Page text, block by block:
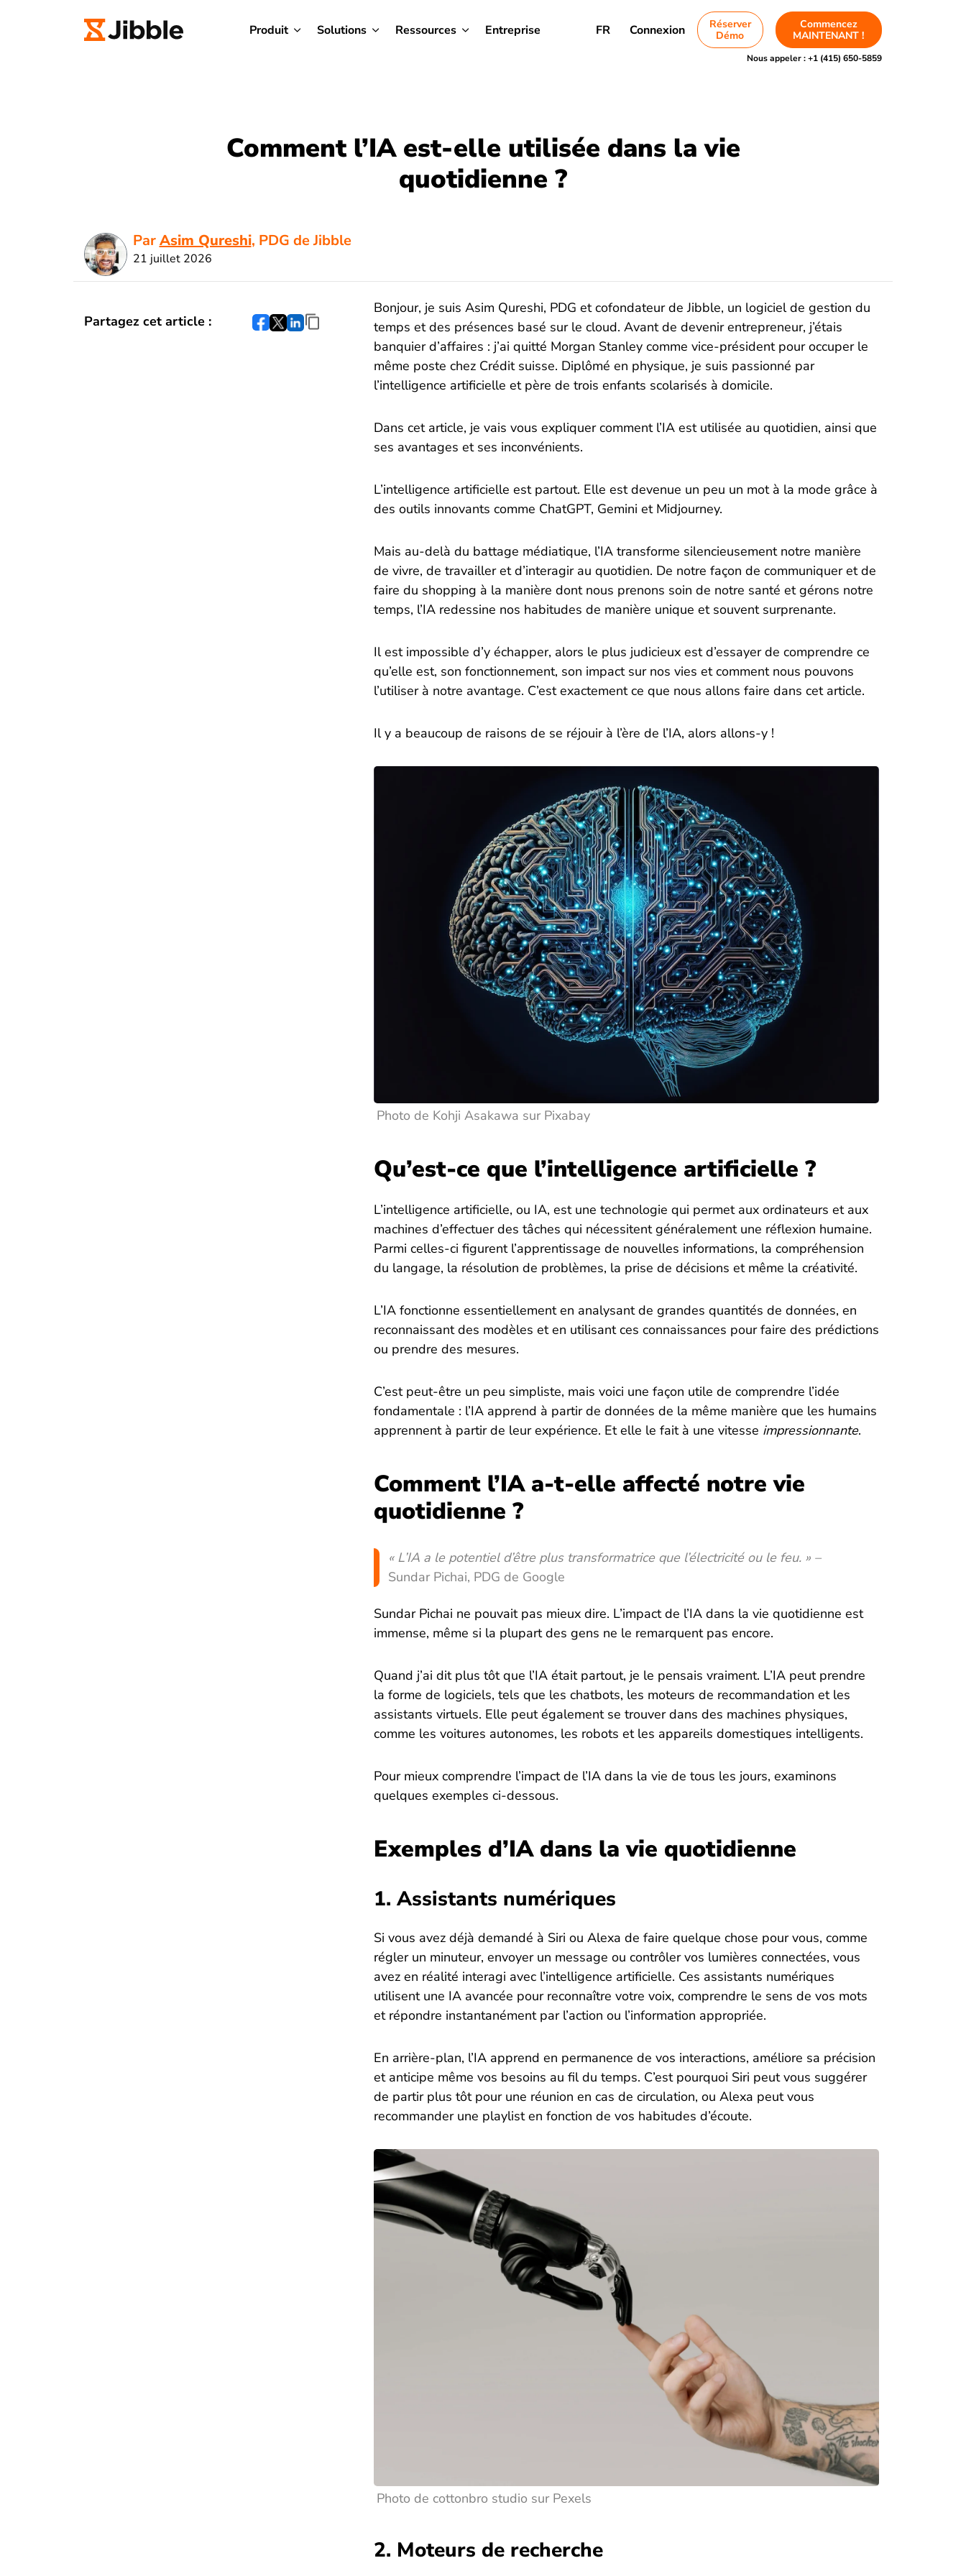
Produit Solutions Ressources Entreprise FR Connexion
Réserver
Démo
Commencez
MAINTENANT !
Nous appeler :+1 (415) 650-5859
Comment l’IA est-elle utilisée dans la vie
quotidienne ?
ParAsim Qureshi, PDG de Jibble
21 juillet 2026
Partagez cet article :
Bonjour, je suis Asim Qureshi, PDG et cofondateur de Jibble, un logiciel de gestion du
temps et des présences basé sur le cloud. Avant de devenir entrepreneur, j’étais
banquier d’affaires : j’ai quitté Morgan Stanley comme vice-président pour occuper le
même poste chez Crédit suisse. Diplômé en physique, je suis passionné par
l’intelligence artificielle et père de trois enfants scolarisés à domicile.
Dans cet article, je vais vous expliquer comment l’IA est utilisée au quotidien, ainsi que
ses avantages et ses inconvénients.
L’intelligence artificielle est partout. Elle est devenue un peu un mot à la mode grâce à
des outils innovants comme ChatGPT, Gemini et Midjourney.
Mais au-delà du battage médiatique, l’IA transforme silencieusement notre manière
de vivre, de travailler et d’interagir au quotidien. De notre façon de communiquer et de
faire du shopping à la manière dont nous prenons soin de notre santé et gérons notre
temps, l’IA redessine nos habitudes de manière unique et souvent surprenante.
Il est impossible d’y échapper, alors le plus judicieux est d’essayer de comprendre ce
qu’elle est, son fonctionnement, son impact sur nos vies et comment nous pouvons
l’utiliser à notre avantage. C’est exactement ce que nous allons faire dans cet article.
Il y a beaucoup de raisons de se réjouir à l’ère de l’IA, alors allons-y !
Photo de Kohji Asakawa sur Pixabay
Qu’est-ce que l’intelligence artificielle ?
L’intelligence artificielle, ou IA, est une technologie qui permet aux ordinateurs et aux
machines d’effectuer des tâches qui nécessitent généralement une réflexion humaine.
Parmi celles-ci figurent l’apprentissage de nouvelles informations, la compréhension
du langage, la résolution de problèmes, la prise de décisions et même la créativité.
L’IA fonctionne essentiellement en analysant de grandes quantités de données, en
reconnaissant des modèles et en utilisant ces connaissances pour faire des prédictions
ou prendre des mesures.
C’est peut-être un peu simpliste, mais voici une façon utile de comprendre l’idée
fondamentale : l’IA apprend à partir de données de la même manière que les humains
apprennent à partir de leur expérience. Et elle le fait à une vitesse impressionnante.
Comment l’IA a-t-elle affecté notre vie
quotidienne ?
« L’IA a le potentiel d’être plus transformatrice que l’électricité ou le feu. » –
Sundar Pichai, PDG de Google
Sundar Pichai ne pouvait pas mieux dire. L’impact de l’IA dans la vie quotidienne est
immense, même si la plupart des gens ne le remarquent pas encore.
Quand j’ai dit plus tôt que l’IA était partout, je le pensais vraiment. L’IA peut prendre
la forme de logiciels, tels que les chatbots, les moteurs de recommandation et les
assistants virtuels. Elle peut également se trouver dans des machines physiques,
comme les voitures autonomes, les robots et les appareils domestiques intelligents.
Pour mieux comprendre l’impact de l’IA dans la vie de tous les jours, examinons
quelques exemples ci-dessous.
Exemples d’IA dans la vie quotidienne
1. Assistants numériques
Si vous avez déjà demandé à Siri ou Alexa de faire quelque chose pour vous, comme
régler un minuteur, envoyer un message ou contrôler vos lumières connectées, vous
avez en réalité interagi avec l’intelligence artificielle. Ces assistants numériques
utilisent une IA avancée pour reconnaître votre voix, comprendre le sens de vos mots
et répondre instantanément par l’action ou l’information appropriée.
En arrière-plan, l’IA apprend en permanence de vos interactions, améliore sa précision
et anticipe même vos besoins au fil du temps. C’est pourquoi Siri peut vous suggérer
de partir plus tôt pour une réunion en cas de circulation, ou Alexa peut vous
recommander une playlist en fonction de vos habitudes d’écoute.
Photo de cottonbro studio sur Pexels
2. Moteurs de recherche